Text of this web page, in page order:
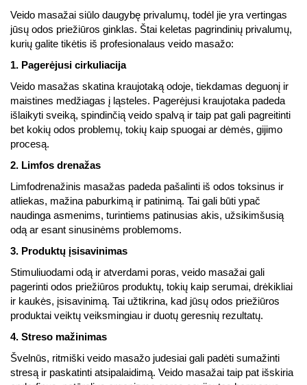
Veido masažai siūlo daugybę privalumų, todėl jie yra vertingas
jūsų odos priežiūros ginklas. Štai keletas pagrindinių privalumų,
kurių galite tikėtis iš profesionalaus veido masažo:
1. Pagerėjusi cirkuliacija
Veido masažas skatina kraujotaką odoje, tiekdamas deguonį ir
maistines medžiagas į ląsteles. Pagerėjusi kraujotaka padeda
išlaikyti sveiką, spindinčią veido spalvą ir taip pat gali pagreitinti
bet kokių odos problemų, tokių kaip spuogai ar dėmės, gijimo
procesą.
2. Limfos drenažas
Limfodrenažinis masažas padeda pašalinti iš odos toksinus ir
atliekas, mažina paburkimą ir patinimą. Tai gali būti ypač
naudinga asmenims, turintiems patinusias akis, užsikimšusią
odą ar esant sinusinėms problemoms.
3. Produktų įsisavinimas
Stimuliuodami odą ir atverdami poras, veido masažai gali
pagerinti odos priežiūros produktų, tokių kaip serumai, drėkikliai
ir kaukės, įsisavinimą. Tai užtikrina, kad jūsų odos priežiūros
produktai veiktų veiksmingiau ir duotų geresnių rezultatų.
4. Streso mažinimas
Švelnūs, ritmiški veido masažo judesiai gali padėti sumažinti
stresą ir paskatinti atsipalaidimą. Veido masažai taip pat išskiria